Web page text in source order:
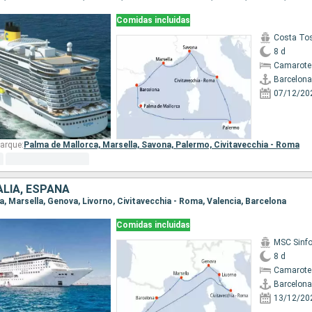
Comidas incluidas
Costa
8 d
Barcelona
07/12/
Palma de Mallorca, Marsella, Savona, Palermo, Civitavecchia - Roma
ESPAÑA
Marsella, Genova, Livorno, Civitavecchia - Roma, Valencia, Barcelona
Comidas incluidas
MSC
8 d
Barcelona
13/12/